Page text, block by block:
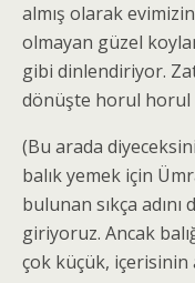
almış olarak
olmayan güzel
gibi dinlendiriyor.
dönüşte horul horul
(Bu arada
balık yemek için
bulunan sıkça adını
giriyoruz. Ancak
çok küçük, içerisinin